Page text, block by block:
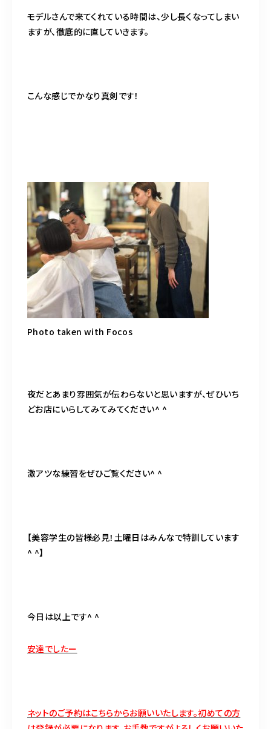
モデルさんで来てくれている時間は、少し長くなってしまい
ますが、徹底的に直していきます。
こんな感じでかなり真剣です！
Photo taken with Focos
夜だとあまり雰囲気が伝わらないと思いますが、ぜひいち
どお店にいらしてみてみてください^ ^
激アツな練習をぜひご覧ください^ ^
【美容学生の皆様必見！土曜日はみんなで特訓しています
^ ^】
今日は以上です^ ^
安達でしたー
ネットのご予約はこちらからお願いいたします。初めての方